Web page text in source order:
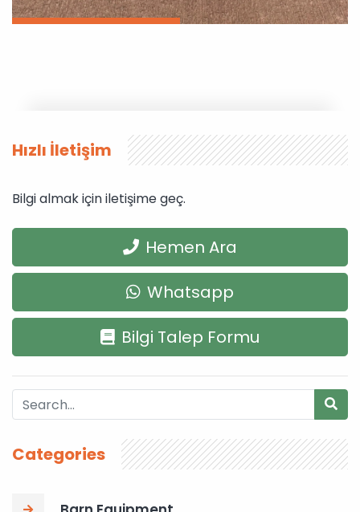
Hızlı İletişim
Bilgi almak için iletişime geç.
Hemen Ara
Whatsapp
Bilgi Talep Formu
Categories